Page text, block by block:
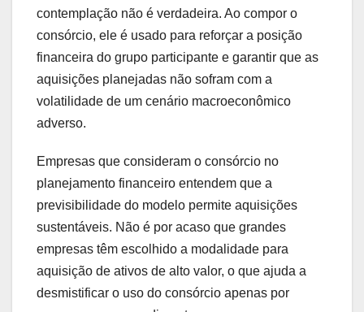
contemplação não é verdadeira. Ao compor o
consórcio, ele é usado para reforçar a posição
financeira do grupo participante e garantir que as
aquisições planejadas não sofram com a
volatilidade de um cenário macroeconômico
adverso.
Empresas que consideram o consórcio no
planejamento financeiro entendem que a
previsibilidade do modelo permite aquisições
sustentáveis. Não é por acaso que grandes
empresas têm escolhido a modalidade para
aquisição de ativos de alto valor, o que ajuda a
desmistificar o uso do consórcio apenas por